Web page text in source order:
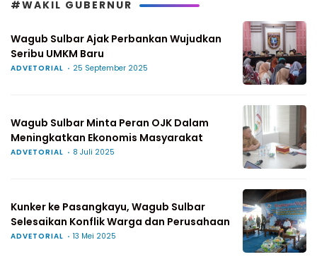
#WAKIL GUBERNUR
Wagub Sulbar Ajak Perbankan Wujudkan
Seribu UMKM Baru
ADVETORIAL 25 September 2025
Wagub Sulbar Minta Peran OJK Dalam
Meningkatkan Ekonomis Masyarakat
ADVETORIAL 8 Juli 2025
Kunker ke Pasangkayu, Wagub Sulbar
Selesaikan Konflik Warga dan Perusahaan
ADVETORIAL 13 Mei 2025